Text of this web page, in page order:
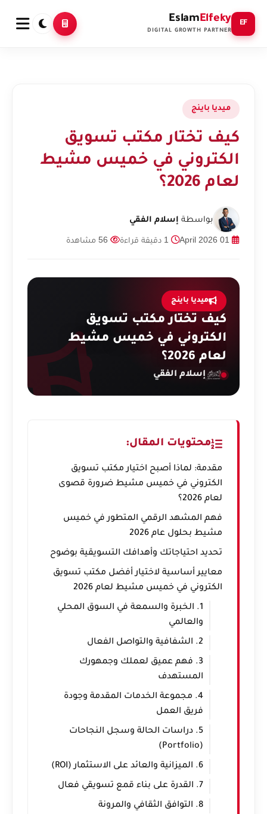
EF
EslamElfeky
DIGITAL GROWTH PARTNER
ميديا باينج
كيف تختار مكتب تسويق
الكتروني في خميس مشيط
لعام 2026؟
بواسطة إسلام الفقي
ميديا باينج
كيف تختار مكتب تسويق
الكتروني في خميس مشيط
لعام 2026؟
إسلام الفقي
محتويات المقال:
مقدمة: لماذا أصبح اختيار مكتب تسويق
الكتروني في خميس مشيط ضرورة قصوى
لعام 2026؟
فهم المشهد الرقمي المتطور في خميس
مشيط بحلول عام 2026
تحديد احتياجاتك وأهدافك التسويقية بوضوح
معايير أساسية لاختيار أفضل مكتب تسويق
الكتروني في خميس مشيط لعام 2026
1. الخبرة والسمعة في السوق المحلي
والعالمي
2. الشفافية والتواصل الفعال
3. فهم عميق لعملك وجمهورك
المستهدف
4. مجموعة الخدمات المقدمة وجودة
فريق العمل
5. دراسات الحالة وسجل النجاحات
(Portfolio)
6. الميزانية والعائد على الاستثمار (ROI)
7. القدرة على بناء قمع تسويقي فعال
8. التوافق الثقافي والمرونة